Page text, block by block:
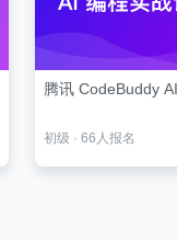
腾讯 CodeBuddy
初级 · 66人报名